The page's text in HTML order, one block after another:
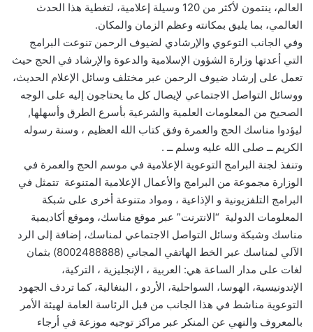
العالم، ينتمون لأكثر من 120 وسيلة إعلامية، لتغطية هذا الحدث
العالمي، بما يليق بمكانته وعظم الزمان والمكان.
وفي الجانب التوعوي والإرشادي لضيوف الرحمن تنوعت البرامج
التي أعدتها وزارة الشؤون الإسلامية والدعوة والإرشاد في الحج حيث
تعمل على إرشاد ضيوف الرحمن عبر مختلف وسائل الإعلام الحديث،
ووسائل التواصل الاجتماعي لإيصال كل ما يحتاجون إليه على الوجه
الصحيح من المعلومات العلمية والشرعية بأسرع الطرق وأسهلها,
ليؤدوا مناسك الحج والعمرة وفق كتاب الله العظيم ، وسنة رسوله
الكريم ــ صلى الله عليه وسلم ــ .
وتنفذ لجنة البرامج التوعوية الإعلامية في موسم الحج والعمرة في
الوزارة مجموعة من البرامج والأعمال الإعلامية المتنوعة تتمثل في
البرامج التلفزيونية و الإذاعية ، ومواد متنوعة أخرى على شبكة
المعلومات الدولية “الانترنت” عبر موقع مناسك، وموقع أكاديمية
مناسك وشبكة وسائل التواصل الاجتماعي لمناسك، إضافة إلى الرد
الآلي لمناسك عبر الخط الهاتفي المجاني (8002488888) بثمان
لغات على مدار الساعة هي: العربية ، الإنجليزية ، التركية،
الإندونيسية، الهوسا، السواحلية، الأردو ، البنغالية، كما تردف الجهود
التوعوية مناشط في هذا الجانب من قبل الرئاسة العامة لهيئة الأمر
بالمعروف والنهي عن المنكر عبر مراكز توجيه موزعة في أرجاء